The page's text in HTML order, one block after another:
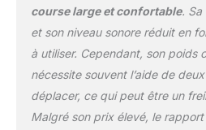
pour
course large et confortable. Sa
et son niveau sonore réduit en
à utiliser. Cependant, son poids
nécessite souvent l’aide de
déplacer, ce qui peut être un
Malgré son prix élevé, le